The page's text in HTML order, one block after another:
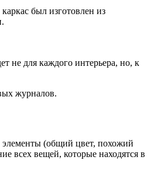
был изготовлен из
не для каждого интерьера, но, к
журналов.
(общий цвет, похожий
всех вещей, которые находятся в